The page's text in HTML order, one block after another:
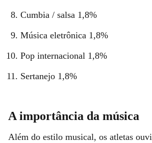
Cumbia / salsa 1,8%
Música eletrônica 1,8%
Pop internacional 1,8%
Sertanejo 1,8%
A importância da música
Além do estilo musical, os atletas